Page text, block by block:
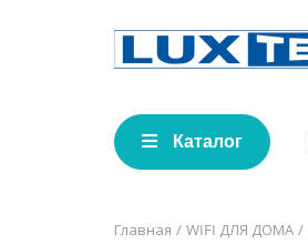
Каталог
Главная WIFI ДЛЯ ДОМА